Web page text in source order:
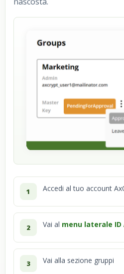
1 Accedi al tuo account
2 Vai al menu laterale ID
3 Vai alla sezione gruppi